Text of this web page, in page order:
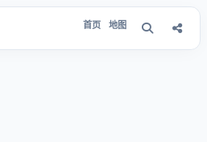
首页 地图